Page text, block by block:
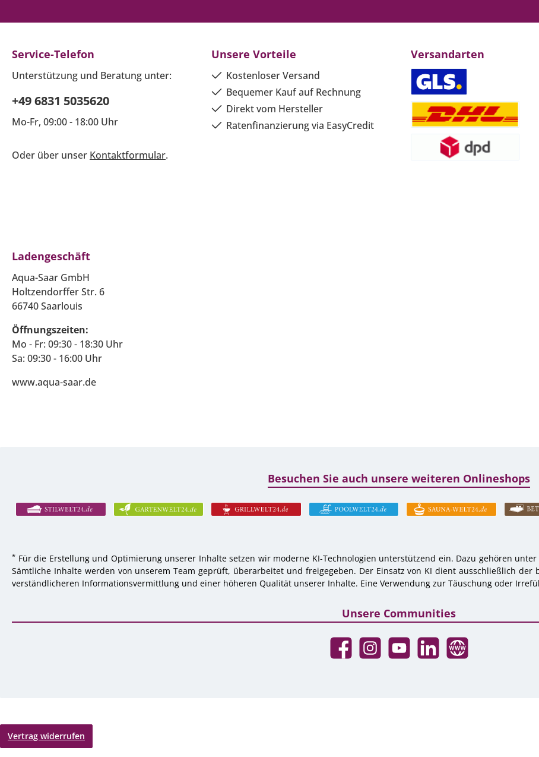
Service-Telefon
Unterstützung und Beratung unter:
+49 6831 5035620
Mo-Fr, 09:00 - 18:00 Uhr
Oder über unser Kontaktformular.
Unsere Vorteile
Kostenloser Versand
Bequemer Kauf auf Rechnung
Direkt vom Hersteller
Ratenfinanzierung via EasyCredit
Versandarten
Ladengeschäft
Aqua-Saar GmbH
Holtzendorffer Str. 6
66740 Saarlouis
Öffnungszeiten:
Mo - Fr: 09:30 - 18:30 Uhr
Sa: 09:30 - 16:00 Uhr
www.aqua-saar.de
Besuchen Sie auch unsere weiteren Onlineshops
* Für die Erstellung und Optimierung unserer Inhalte setzen wir moderne KI-Technologien unterstützend ein. Dazu gehören
Sämtliche Inhalte werden von unserem Team geprüft, überarbeitet und freigegeben. Der Einsatz von KI dient ausschließlich
verständlicheren Informationsvermittlung und einer höheren Qualität unserer Inhalte. Eine Verwendung zur Täuschung oder
Unsere Communities
FacebookInstagramYouTubeLinkedInWebsite
Vertrag widerrufen